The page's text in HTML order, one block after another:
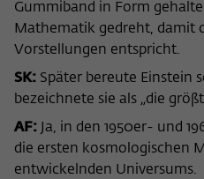
Gummiband in Form
Mathematik gedreht, damit
Vorstellungen entspricht.
SK: Später bereute Einstein
bezeichnete sie als „die
AF: Ja, in den 1950er- und
die ersten kosmologischen
entwickelnden Universums.